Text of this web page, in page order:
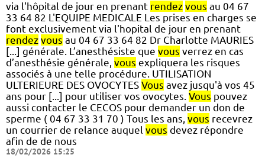
via l'hôpital de jour en prenant rendez vous au 04 67
33 64 82 L'EQUIPE MEDICALE Les prises en charges se
font exclusivement via l'hopital de jour en prenant
rendez vous au 04 67 33 64 82 Dr Charlotte MAURIES
[...] générale. L’anesthésiste que vous verrez en cas
d’anesthésie générale, vous expliquera les risques
associés à une telle procédure. UTILISATION
ULTERIEURE DES OVOCYTES Vous avez jusqu'à vos 45
ans pour [...] pour utiliser vos ovocytes. Vous pouvez
aussi contacter le CECOS pour demander un don de
sperme ( 04 67 33 31 70 ) Tous les ans, vous recevrez
un courrier de relance auquel vous devez répondre
afin de de nous
18/02/2026 15:25